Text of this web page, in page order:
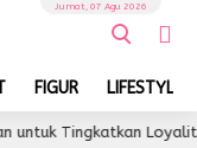
FIGUR LIFESTYLE
Jumat, 07 Agu 2026
Loyalitas dan